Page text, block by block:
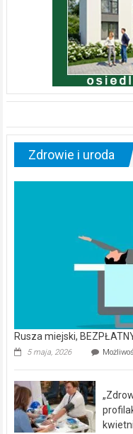
Zdrowie i uroda
Rusza miejski,
5 maja, 2026